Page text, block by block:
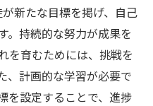
新たな目標を掲げ、自己
。持続的な努力が成果を
を育むためには、挑戦を
、計画的な学習が必要で
を設定することで、進捗